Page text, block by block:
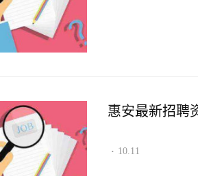
惠安最新招聘
· 10.11